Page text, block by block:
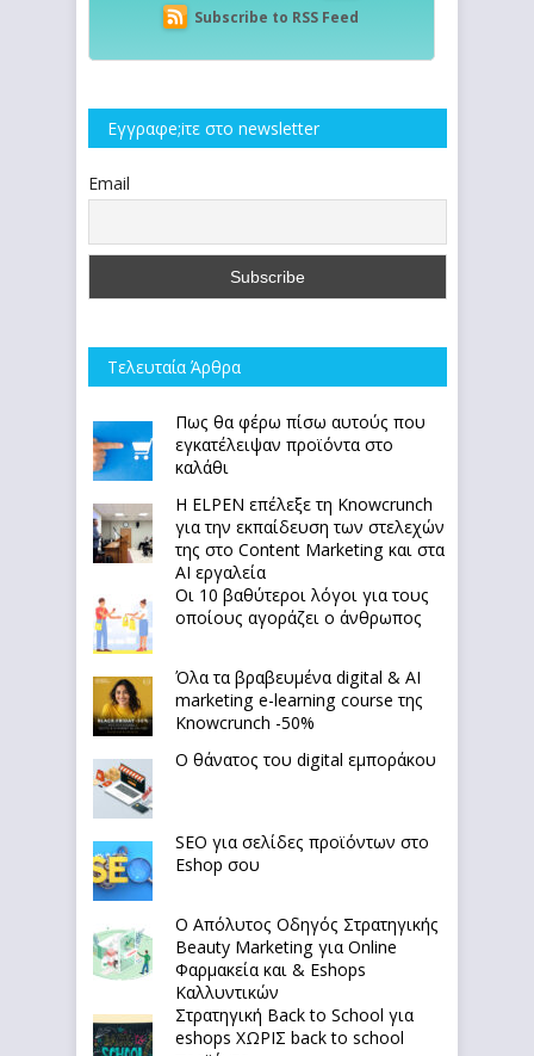
Subscribe to RSS Feed
Εγγραφe;iτε στο newsletter
Email
Τελευταία Άρθρα
Πως θα φέρω πίσω αυτούς που
εγκατέλειψαν προϊόντα στο
καλάθι
Η ELPEN επέλεξε τη Knowcrunch
για την εκπαίδευση των στελεχών
της στο Content Marketing και στα
AI εργαλεία
Οι 10 βαθύτεροι λόγοι για τους
οποίους αγοράζει ο άνθρωπος
Όλα τα βραβευμένα digital & AI
marketing e-learning course της
Knowcrunch -50%
Ο θάνατος του digital εμποράκου
SEO για σελίδες προϊόντων στο
Eshop σου
Ο Απόλυτoς Οδηγός Στρατηγικής
Beauty Marketing για Online
Φαρμακεία και & Eshops
Καλλυντικών
Στρατηγική Back to School για
eshops ΧΩΡΙΣ back to school